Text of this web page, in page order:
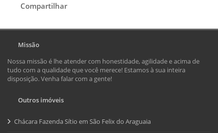
Compartilhar
Missão
Nossa missão é lhe atender com honestidade, agilidade e acima de
tudo com a qualidade que você merece! Estamos à sua inteira
disposição. Venha falar com a gente!
Outros imóveis
Chácara Fazenda Sítio em São Felix do Araguaia